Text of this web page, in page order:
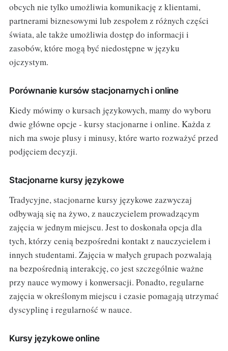
obcych nie tylko umożliwia komunikację z klientami,
partnerami biznesowymi lub zespołem z różnych części
świata, ale także umożliwia dostęp do informacji i
zasobów, które mogą być niedostępne w języku
ojczystym.
Porównanie kursów stacjonarnych i online
Kiedy mówimy o kursach językowych, mamy do wyboru
dwie główne opcje - kursy stacjonarne i online. Każda z
nich ma swoje plusy i minusy, które warto rozważyć przed
podjęciem decyzji.
Stacjonarne kursy językowe
Tradycyjne, stacjonarne kursy językowe zazwyczaj
odbywają się na żywo, z nauczycielem prowadzącym
zajęcia w jednym miejscu. Jest to doskonała opcja dla
tych, którzy cenią bezpośredni kontakt z nauczycielem i
innych studentami. Zajęcia w małych grupach pozwalają
na bezpośrednią interakcję, co jest szczególnie ważne
przy nauce wymowy i konwersacji. Ponadto, regularne
zajęcia w określonym miejscu i czasie pomagają utrzymać
dyscyplinę i regularność w nauce.
Kursy językowe online